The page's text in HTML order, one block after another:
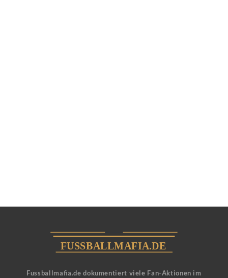
Fussballmafia.de dokumentiert viele Fan-Aktionen im